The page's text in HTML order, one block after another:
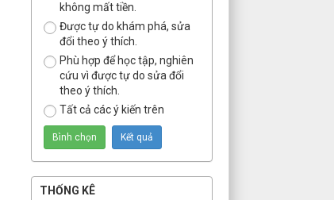
không mất tiền.
Được tự do khám phá, sửa
đổi theo ý thích.
Phù hợp để học tập, nghiên
cứu vì được tự do sửa đổi
theo ý thích.
Tất cả các ý kiến trên
THỐNG KÊ